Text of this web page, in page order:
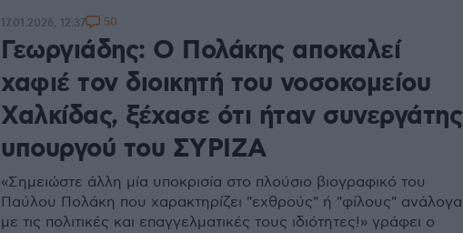
Γεωργιάδης: Ο Πολάκης αποκαλεί
χαφιέ τον διοικητή του νοσοκομείου
Χαλκίδας, ξέχασε ότι ήταν συνεργάτης
υπουργού του ΣΥΡΙΖΑ
«Σημειώστε άλλη μία υποκρισία στο πλούσιο βιογραφικό του
Παύλου Πολάκη που χαρακτηρίζει "εχθρούς" ή "φίλους" ανάλογα
με τις πολιτικές και επαγγελματικές τους ιδιότητες!» γράφει ο
17.01.2026, 12:37 50